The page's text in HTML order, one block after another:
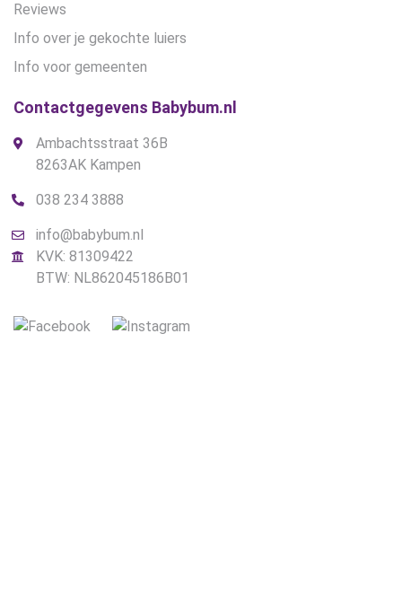
Reviews
Info over je gekochte luiers
Info voor gemeenten
Contactgegevens Babybum.nl
Ambachtsstraat 36B
8263AK Kampen
038 234 3888
info@babybum.nl
KVK: 81309422
BTW: NL862045186B01